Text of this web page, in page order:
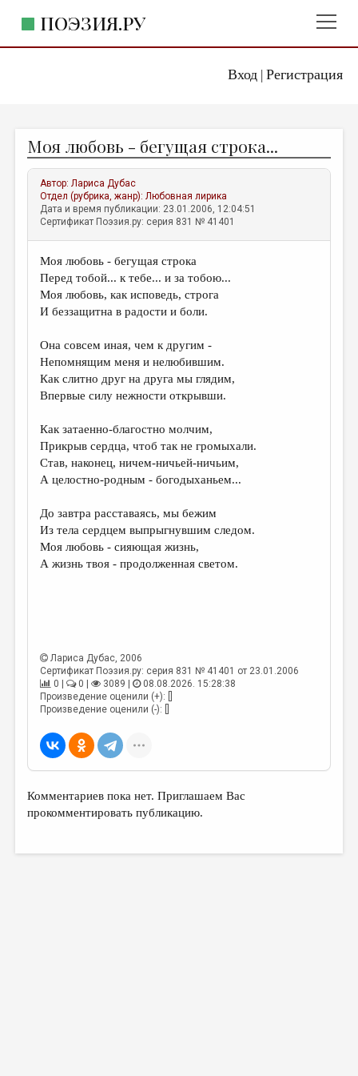
Вход| Регистрация
ПОЭЗИЯ.РУ
ЖАНРЫ
АВТОРЫ
КОММЕНТАРИИ
ЛИТСАЛОН
НОВОСТИ
ПРАВИЛА САЙТА
ИЗБРАННОЕ
ДАЙДЖЕСТ
ПЕРЕВОДЫ
КОНКУРСЫ
КНИЖНАЯ ПОЛКА
ОБЗОР ЛИТЕРАТУРЫ
РЕДКОЛЛЕГИЯ
ОТ РЕДАКЦИИ
ЭССЕИСТИКА
КУЛЬТУРОВЕДЕНИЕ
Моя любовь - бегущая строка...
Автор:Лариса Дубас
Отдел (рубрика, жанр):Любовная лирика
Дата и время публикации: 23.01.2006, 12:04:51
Сертификат Поэзия.ру: серия 831 № 41401
Моя любовь - бегущая строка
Перед тобой... к тебе... и за тобою...
Моя любовь, как исповедь, строга
И беззащитна в радости и боли.
Она совсем иная, чем к другим -
Непомнящим меня и нелюбившим.
Как слитно друг на друга мы глядим,
Впервые силу нежности открывши.
Как затаенно-благостно молчим,
Прикрыв сердца, чтоб так не громыхали.
Став, наконец, ничем-ничьей-ничьим,
А целостно-родным - богодыханьем...
До завтра расставаясь, мы бежим
Из тела сердцем выпрыгнувшим следом.
Моя любовь - сияющая жизнь,
А жизнь твоя - продолженная светом.
Лариса Дубас, 2006
Сертификат Поэзия.ру: серия 831 № 41401 от 23.01.2006
0 |
0 | 3089 |
08.08.2026. 15:28:38
Произведение оценили (+): []
Произведение оценили (-): []
Комментариев пока нет. Приглашаем Вас
прокомментировать публикацию.